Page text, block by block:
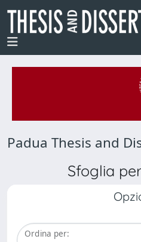
Padua Thesis and
Sfoglia
Ordina per: